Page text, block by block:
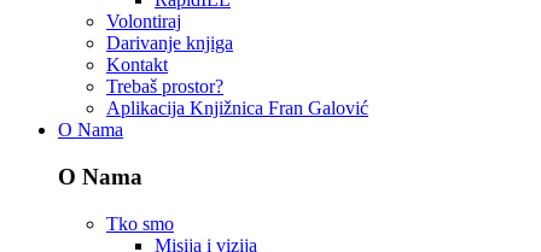
Volontiraj
Darivanje knjiga
Kontakt
Trebaš prostor?
Aplikacija Knjižnica Fran Galović
O Nama
O Nama
Tko smo
Misija i vizija